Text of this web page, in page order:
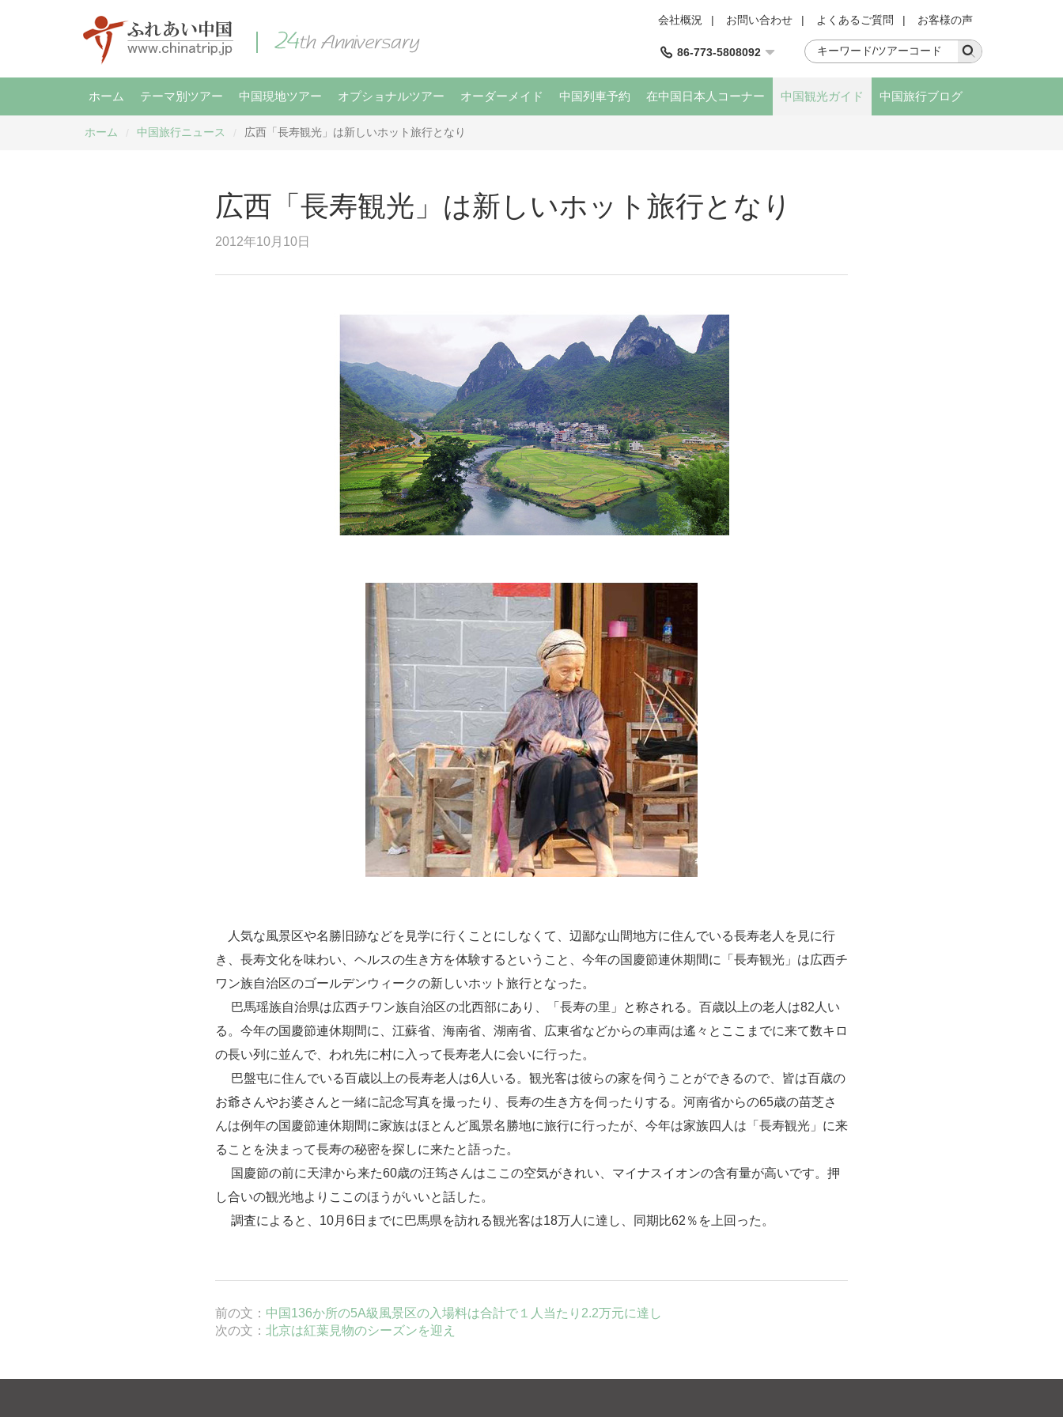
会社概況 | お問い合わせ | よくあるご質問 | お客様の声
86-773-5808092
ホーム テーマ別ツアー 中国現地ツアー オプショナルツアー オーダーメイド 中国列車予約 在中国日本人コーナー 中国観光ガイド 中国旅行ブログ
ホーム 中国旅行ニュース 広西「長寿観光」は新しいホット旅行となり
広西「長寿観光」は新しいホット旅行となり
2012年10月10日
人気な風景区や名勝旧跡などを見学に行くことにしなくて、辺鄙な山間地方に住んでいる長寿老人を見に行
き、長寿文化を味わい、ヘルスの生き方を体験するということ、今年の国慶節連休期間に「長寿観光」は広西チ
ワン族自治区のゴールデンウィークの新しいホット旅行となった。
巴馬瑶族自治県は広西チワン族自治区の北西部にあり、「長寿の里」と称される。百歳以上の老人は82人い
る。今年の国慶節連休期間に、 江蘇省 海南省 湖南省 広東省などからの車両は遙々とここまでに来て数キロ
の長い列に並んで、われ先に村に入って長寿老人に会いに行った。
巴盤屯に住んでいる百歳以上の長寿老人は6人いる。観光客は彼らの家を伺うことができるので、皆は百歳の
お爺さんやお婆さんと一緒に記念写真を撮ったり、長寿の生き方を伺ったりする。河南省からの65歳の苗芝さ
んは例年の国慶節連休期間に家族はほとんど風景名勝地に旅行に行ったが、今年は家族四人は「長寿観光」に来
ることを決まって長寿の秘密を探しに来たと語った。
国慶節の前に天津から来た60歳の汪筠さんはここの空気がきれい、マイナスイオンの含有量が高いです。押
し合いの観光地よりここのほうがいいと話した。
調査によると、10月6日までに巴馬県を訪れる観光客は18万人に達し、同期比62％を上回った。
前の文： 中国136か所の5A級風景区の入場料は合計で１人当たり2.2万元に達し
次の文： 北京は紅葉見物のシーズンを迎え